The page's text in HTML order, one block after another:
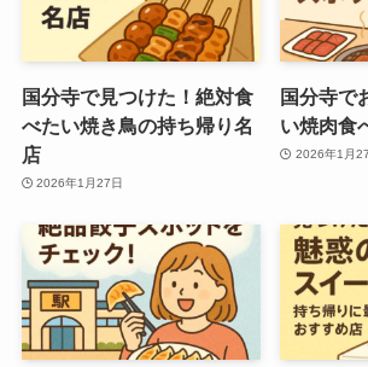
国分寺で見つけた！絶対食
べたい焼き鳥の持ち帰り名
店
2026年1月27日
国分寺で
い焼肉食
2026年1月